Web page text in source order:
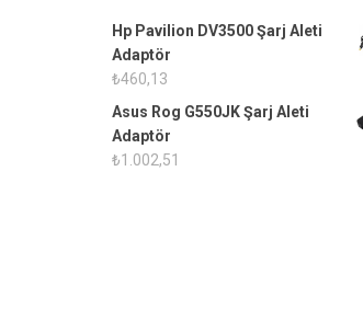
Hp Pavilion DV3500 Şarj Aleti
Adaptör
₺460,13
Asus Rog G550JK Şarj Aleti
Adaptör
₺1.002,51